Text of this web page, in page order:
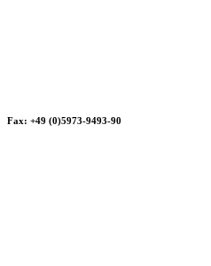
Fax: +49 (0)5973-9493-90